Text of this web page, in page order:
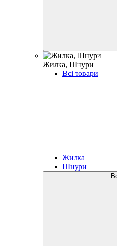
Жилка, Шнури
Всі товари
Жилка
Шнури